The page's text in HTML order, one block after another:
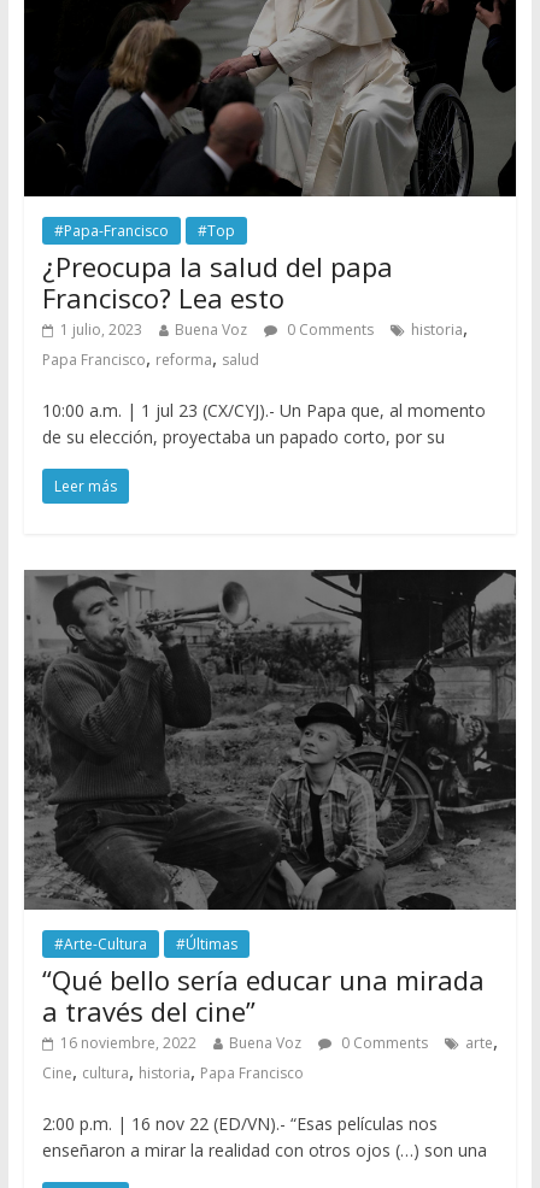
#Papa-Francisco #Top
¿Preocupa la salud del papa
Francisco? Lea esto
1 julio, 2023 Buena Voz 0 Comments historia,
Papa Francisco, reforma, salud
10:00 a.m. | 1 jul 23 (CX/CYJ).- Un Papa que, al momento
de su elección, proyectaba un papado corto, por su
Leer más
#Arte-Cultura #Últimas
“Qué bello sería educar una mirada
a través del cine”
16 noviembre, 2022 Buena Voz 0 Comments arte,
Cine, cultura, historia, Papa Francisco
2:00 p.m. | 16 nov 22 (ED/VN).- “Esas películas nos
enseñaron a mirar la realidad con otros ojos (…) son una